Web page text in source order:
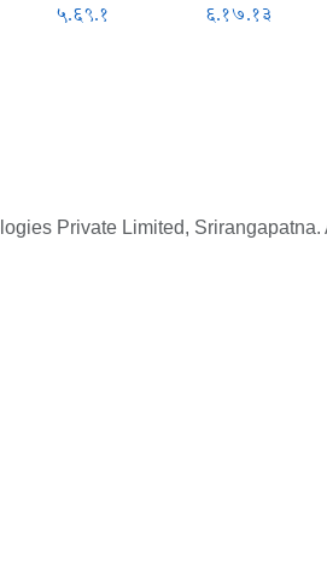
५.६९.१ ६.१७.१३
Private Limited, Srirangapatna.